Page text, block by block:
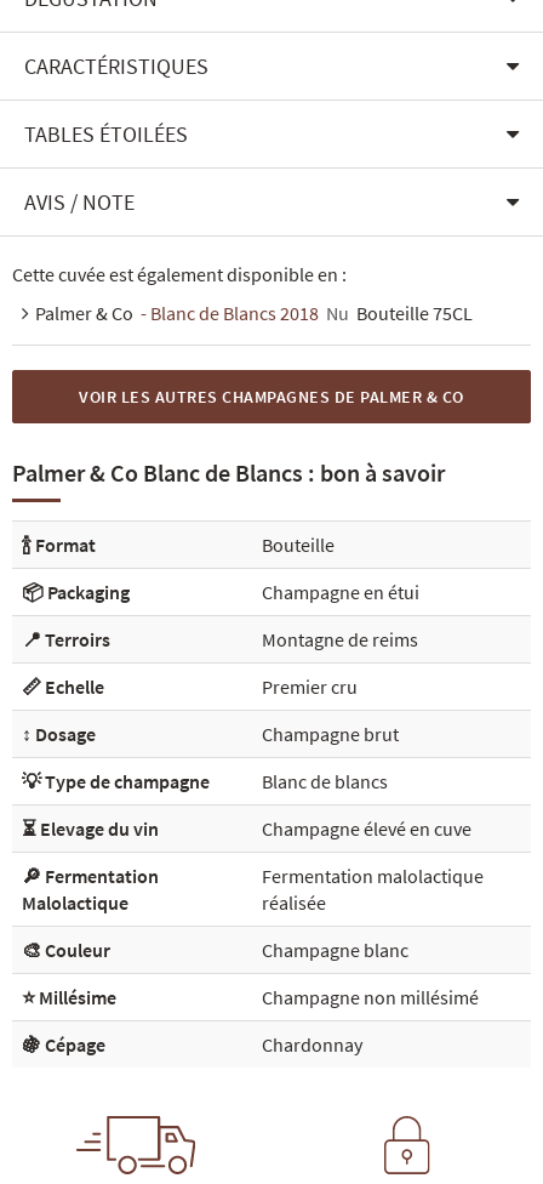
CARACTÉRISTIQUES
TABLES ÉTOILÉES
AVIS / NOTE
Cette cuvée est également disponible en :
Palmer & Co - Blanc de Blancs 2018 Nu Bouteille 75CL
VOIR LES AUTRES CHAMPAGNES DE PALMER & CO
Palmer & Co Blanc de Blancs : bon à savoir
🍾 Format
Bouteille
📦 Packaging
Champagne en étui
📍 Terroirs
Montagne de reims
📏 Echelle
Premier cru
↕️ Dosage
Champagne brut
💡 Type de champagne
Blanc de blancs
⏳ Elevage du vin
Champagne élevé en cuve
🔎 Fermentation
Malolactique
Fermentation malolactique
réalisée
🎨 Couleur
Champagne blanc
⭐ Millésime
Champagne non millésimé
🍇 Cépage
Chardonnay